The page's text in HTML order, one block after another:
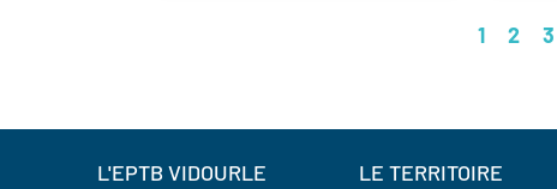
1 2 3
L'EPTB VIDOURLE LE TERRITOIRE